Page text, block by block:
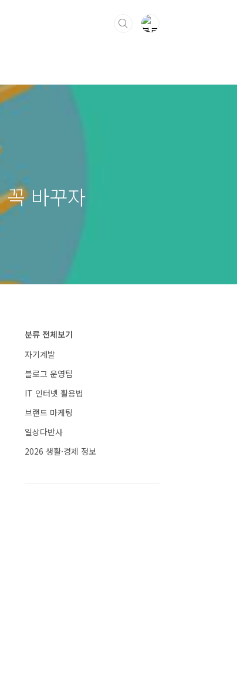
바꾸자
분류 전체보기
자기계발
블로그 운영팁
IT 인터넷 활용법
브랜드 마케팅
일상다반사
2026 생활·경제 정보